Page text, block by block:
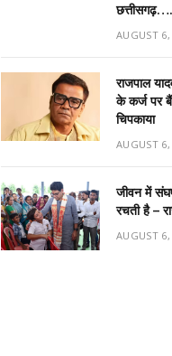
छत्तीसगढ़….
AUGUST
राजपाल
के कर्ज पर
चिपकाया
AUGUST
जीवन में
रचती है –
AUGUST